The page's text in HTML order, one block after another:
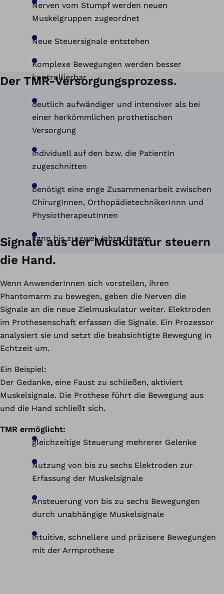
Nerven vom Stumpf werden neuen
Muskelgruppen zugeordnet
Neue Steuersignale entstehen
Komplexe Bewegungen werden besser
kontrollierbar
Der TMR-Versorgungsprozess.
deutlich aufwändiger und intensiver als bei
einer herkömmlichen prothetischen
Versorgung
individuell auf den bzw. die PatientIn
zugeschnitten
benötigt eine enge Zusammenarbeit zwischen
ChirurgInnen, OrthopädietechnikerInnn und
PhysiotherapeutInnen
kann bis zu zwei Jahre dauern
Signale aus der Muskulatur steuern
die Hand.
Wenn AnwenderInnen sich vorstellen, ihren
Phantomarm zu bewegen, geben die Nerven die
Signale an die neue Zielmuskulatur weiter. Elektroden
im Prothesenschaft erfassen die Signale. Ein Prozessor
analysiert sie und setzt die beabsichtigte Bewegung in
Echtzeit um.
Ein Beispiel:
Der Gedanke, eine Faust zu schließen, aktiviert
Muskelsignale. Die Prothese führt die Bewegung aus
und die Hand schließt sich.
TMR ermöglicht:
gleichzeitige Steuerung mehrerer Gelenke
Nutzung von bis zu sechs Elektroden zur
Erfassung der Muskelsignale
Ansteuerung von bis zu sechs Bewegungen
durch unabhängige Muskelsignale
intuitive, schnellere und präzisere Bewegungen
mit der Armprothese